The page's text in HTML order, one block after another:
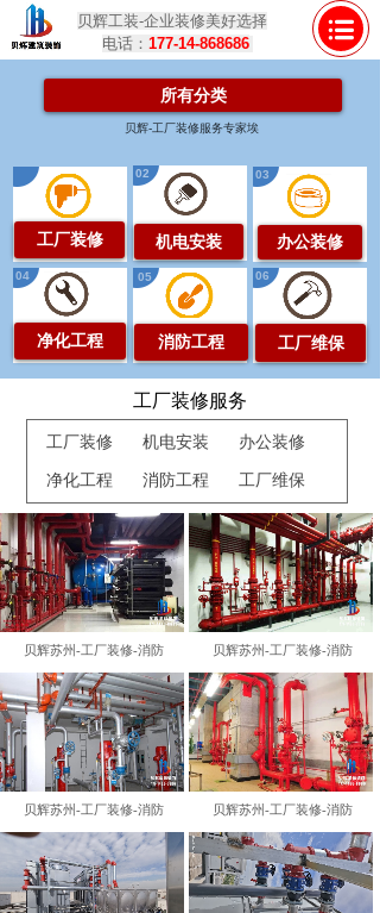
贝辉工装-企业装修美好选择
电话： 177-14-868686
所有分类
05
机电安装
工厂装修
02
净化工程
04
工厂维保
06
消防工程
03
办公装修
贝辉-工厂装修服务专家埃
贝辉苏州-工厂装修-消防 贝辉苏州-工厂装修-消防
贝辉苏州-工厂装修-消防 贝辉苏州-工厂装修-消防
工厂装修服务
工厂装修 机电安装
办公装修
净化工程
消防工程 工厂维保